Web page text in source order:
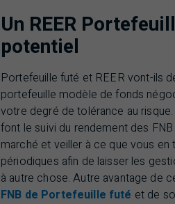
Un REER
potentiel
Portefeuille futé et REER vont-ils
portefeuille modèle de fonds
votre degré de tolérance au
font le suivi du rendement des FNB
marché et veiller à ce que vous
périodiques afin de laisser les
à autre chose. Autre avantage de
FNB de Portefeuille futé et de